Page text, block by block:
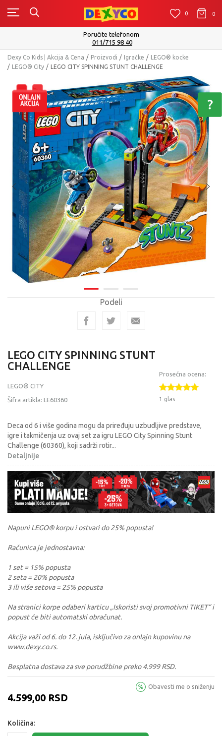
0 0 0
Isporuku možete očekivati u roku od 2 do 4 radna dana!
Pogledaj više
Dexy Co Kids | Akcija & Cena Proizvodi Igračke
LEGO® kocke
LEGO® City
LEGO CITY SPINNING STUNT CHALLENGE
Podeli
LEGO CITY SPINNING STUNT
CHALLENGE
LEGO® CITY
Šifra artikla: LE60360
Prosečna ocena:
1 glas
Deca od 6 i više godina mogu da priređuju uzbudljive predstave,
igre i takmičenja uz ovaj set za igru LEGO City Spinning Stunt
Challenge (60360), koji sadrži rotir...
Detaljnije
Napuni LEGO® korpu i ostvari do 25% popusta!
Računica je jednostavna:
1 set = 15% popusta
2 seta = 20% popusta
3 ili više setova = 25% popusta
Na stranici korpe odaberi karticu „Iskoristi svoj promotivni TIKET“ i
popust će biti automatski obračunat.
Akcija važi od 6. do 12. jula, isključivo za onlajn kupovinu na
www.dexy.co.rs.
Besplatna dostava za sve porudžbine preko 4.999 RSD.
4.599,00 RSD
Obavesti me o sniženju
Količina: